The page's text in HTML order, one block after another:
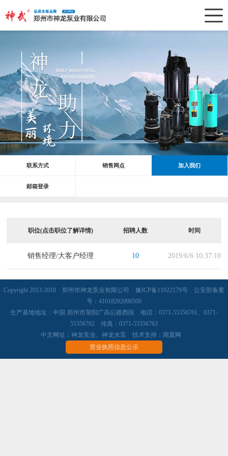
联系方式 销售网点 加入我们
邮箱登录
职位(点击职位了解详情) 招聘人数 时间
销售经理/大客户经理 10 2019/6/6 10:37:10
Copyright 2013-2018 郑州市神龙泵业有限公司 豫ICP备11022179号 公安部备案
号：41018202000500
生产基地地址：中国·郑州市荥阳广高公路西段 电话：0371-55356761、0371-
55356762 传真：0371-55356763
中文网址： 神龙泵业、 神龙水泵 技术支持： 商翼网
营业执照信息公示